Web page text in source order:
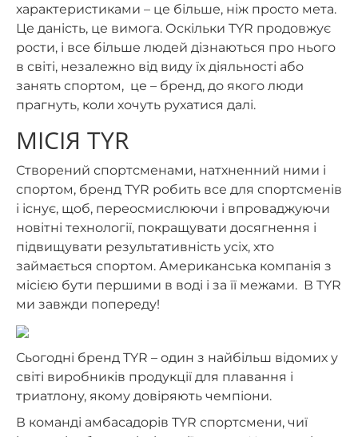
характеристиками – це більше, ніж просто мета.
Це даність, це вимога. Оскільки TYR продовжує
рости, і все більше людей дізнаються про нього
в світі, незалежно від виду їх діяльності або
занять спортом, це – бренд, до якого люди
прагнуть, коли хочуть рухатися далі.
МІСІЯ TYR
Створений спортсменами, натхненний ними і
спортом, бренд TYR робить все для спортсменів
і існує, щоб, переосмислюючи і впроваджуючи
новітні технології, покращувати досягнення і
підвищувати результативність усіх, хто
займається спортом. Американська компанія з
місією бути першими в воді і за її межами. В TYR
ми завжди попереду!
Сьогодні бренд TYR – один з найбільш відомих у
світі виробників продукції для плавання і
триатлону, якому довіряють чемпіони.
В команді амбасадорів TYR спортсмени, чиї